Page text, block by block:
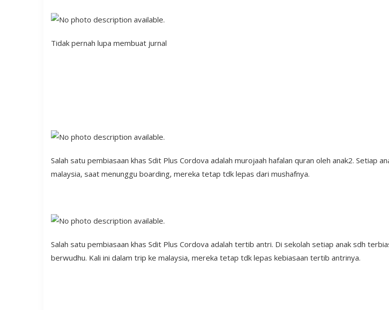
Tidak pernah lupa membuat jurnal
Salah satu pembiasaan khas Sdit Plus Cordova adalah murojaah hafalan quran oleh anak2. Setiap
malaysia, saat menunggu boarding, mereka tetap tdk lepas dari mushafnya.
Salah satu pembiasaan khas Sdit Plus Cordova adalah tertib antri. Di sekolah setiap anak sdh
berwudhu. Kali ini dalam trip ke malaysia, mereka tetap tdk lepas kebiasaan tertib antrinya.